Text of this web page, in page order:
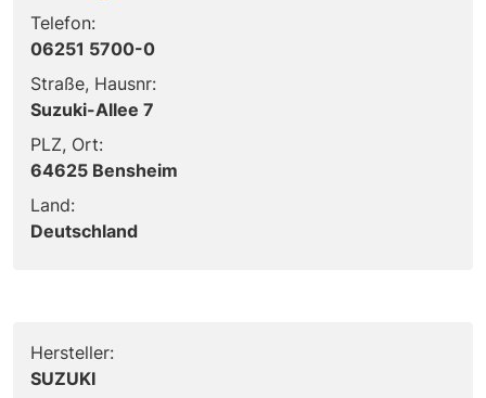
Telefon:
06251 5700-0
Straße, Hausnr:
Suzuki-Allee 7
PLZ, Ort:
64625 Bensheim
Land:
Deutschland
Hersteller:
SUZUKI